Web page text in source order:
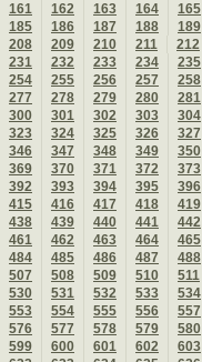
161
162 163 164 165
185
186 187 188 189
208
209 210 211 212
231
232 233 234 235
254
255 256 257 258
277
278 279 280 281
300
301 302 303 304
323
324 325 326 327
346
347 348 349 350
369
370 371 372 373
392
393 394 395 396
415
416 417 418 419
438
439 440 441 442
461
462 463 464 465
484
485 486 487 488
507
508 509 510 511
530
531 532 533 534
553
554 555 556 557
576
577 578 579 580
599
600 601 602 603